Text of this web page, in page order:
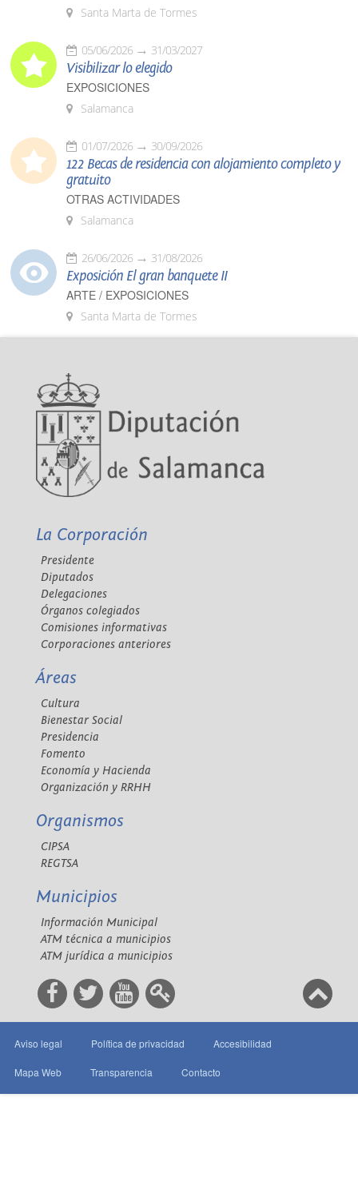
Santa Marta de Tormes
05/06/2026 31/03/2027
Visibilizar lo elegido
EXPOSICIONES
Salamanca
01/07/2026 30/09/2026
122 Becas de residencia con alojamiento completo y
gratuito
OTRAS ACTIVIDADES
Salamanca
26/06/2026 31/08/2026
Exposición El gran banquete II
ARTE / EXPOSICIONES
Santa Marta de Tormes
La Corporación
Presidente
Diputados
Delegaciones
Órganos colegiados
Comisiones informativas
Corporaciones anteriores
Áreas
Cultura
Bienestar Social
Presidencia
Fomento
Economía y Hacienda
Organización y RRHH
Organismos
CIPSA
REGTSA
Municipios
Información Municipal
ATM técnica a municipios
ATM jurídica a municipios
Aviso legal Política de privacidad Accesibilidad
Mapa Web Transparencia Contacto